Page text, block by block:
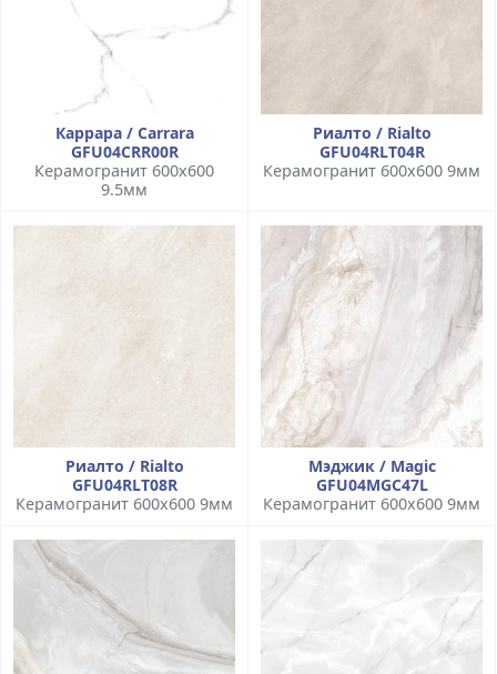
Каррара / Carrara
GFU04CRR00R
Керамогранит 600x600
9.5мм
Риалто / Rialto
GFU04RLT04R
Керамогранит 600x600 9мм
Риалто / Rialto
GFU04RLT08R
Керамогранит 600x600 9мм
Мэджик / Magic
GFU04MGC47L
Керамогранит 600x600 9мм